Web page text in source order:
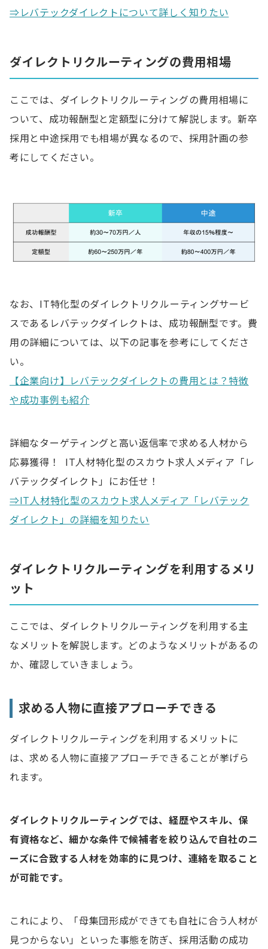
⇒レバテックダイレクトについて詳しく知りたい
ダイレクトリクルーティングの費用相場
ここでは、ダイレクトリクルーティングの費用相場に
ついて、成功報酬型と定額型に分けて解説します。新卒
採用と中途採用でも相場が異なるので、採用計画の参
考にしてください。
なお、IT特化型のダイレクトリクルーティングサービ
スであるレバテックダイレクトは、成功報酬型です。費
用の詳細については、以下の記事を参考にしてくださ
い。
【企業向け】レバテックダイレクトの費用とは？特徴
や成功事例も紹介
詳細なターゲティングと高い返信率で求める人材から
応募獲得！ IT人材特化型のスカウト求人メディア「レ
バテックダイレクト」にお任せ！
⇒IT人材特化型のスカウト求人メディア「レバテック
ダイレクト」の詳細を知りたい
ダイレクトリクルーティングを利用するメリ
ット
ここでは、ダイレクトリクルーティングを利用する主
なメリットを解説します。どのようなメリットがあるの
か、確認していきましょう。
求める人物に直接アプローチできる
ダイレクトリクルーティングを利用するメリットに
は、求める人物に直接アプローチできることが挙げら
れます。
ダイレクトリクルーティングでは、経歴やスキル、保
有資格など、細かな条件で候補者を絞り込んで自社のニ
ーズに合致する人材を効率的に見つけ、連絡を取ること
が可能です。
これにより、「母集団形成ができても自社に合う人材が
見つからない」といった事態を防ぎ、採用活動の成功